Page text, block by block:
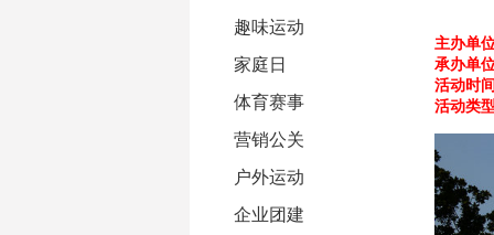
趣味运动
家庭日
体育赛事
营销公关
户外运动
企业团建
主办单
承办单
活动时
活动类